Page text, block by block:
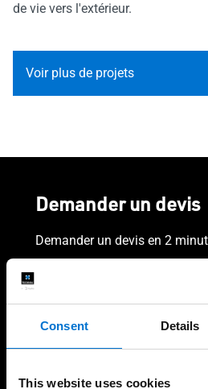
Consent Details
This website uses cookies
de vie vers l'extérieur.
Voir plus de projets
Demander un devis
Demander un devis en 2
Votre nom, votre prénom et